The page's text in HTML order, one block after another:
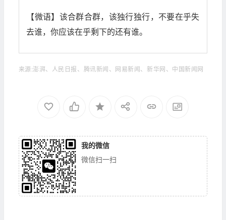
【微语】该合群合群，该独行独行，不要在乎失
去谁，你应该在乎剩下的还有谁。
来源:澎湃、人民日报、腾讯新闻、网易新闻、新华网、中国新闻网
我的微信
微信扫一扫